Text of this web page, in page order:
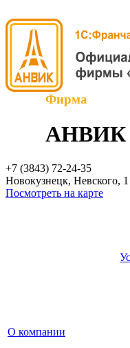
Фирма
АНВИК
+7 (3843) 72-24-35
Новокузнецк, Невского, 1
Посмотреть на карте
О компании